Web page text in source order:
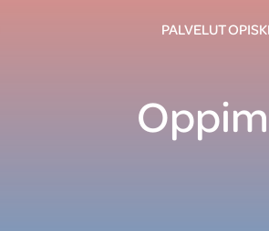
PALVELUT